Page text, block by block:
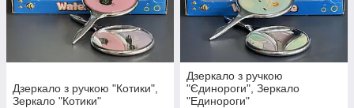
Дзеркало з ручкою "Котики",
Зеркало "Котики"
Дзеркало з ручкою
"Єдинороги", Зеркало
"Единороги"